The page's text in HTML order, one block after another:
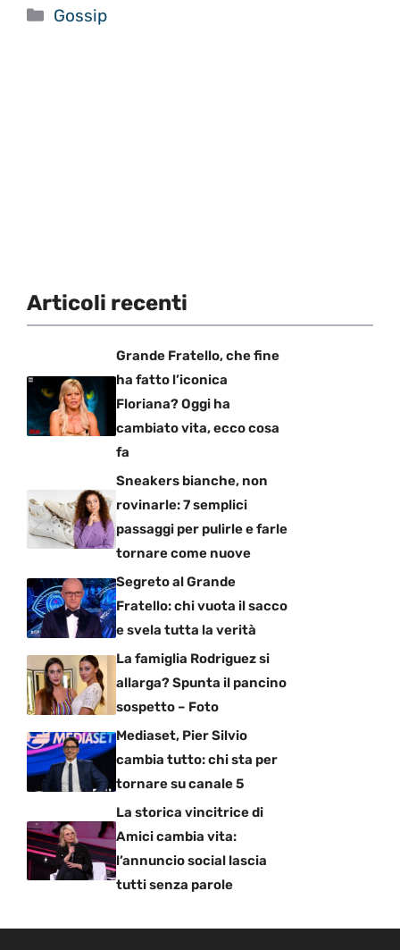
Categorie
Gossip
Articoli recenti
Grande Fratello, che fine
ha fatto l’iconica
Floriana? Oggi ha
cambiato vita, ecco cosa
fa
Sneakers bianche, non
rovinarle: 7 semplici
passaggi per pulirle e farle
tornare come nuove
Segreto al Grande
Fratello: chi vuota il sacco
e svela tutta la verità
La famiglia Rodriguez si
allarga? Spunta il pancino
sospetto – Foto
Mediaset, Pier Silvio
cambia tutto: chi sta per
tornare su canale 5
La storica vincitrice di
Amici cambia vita:
l’annuncio social lascia
tutti senza parole